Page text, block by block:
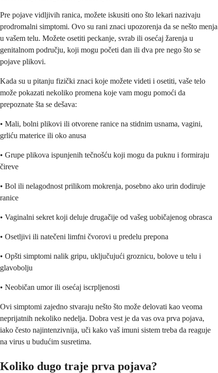
Pre pojave vidljivih ranica, možete iskusiti ono što lekari nazivaju
prodromalni simptomi. Ovo su rani znaci upozorenja da se nešto menja
u vašem telu. Možete osetiti peckanje, svrab ili osećaj žarenja u
genitalnom području, koji mogu početi dan ili dva pre nego što se
pojave plikovi.
Kada su u pitanju fizički znaci koje možete videti i osetiti, vaše telo
može pokazati nekoliko promena koje vam mogu pomoći da
prepoznate šta se dešava:
• Mali, bolni plikovi ili otvorene ranice na stidnim usnama, vagini,
grliću materice ili oko anusa
• Grupe plikova ispunjenih tečnošću koji mogu da puknu i formiraju
čireve
• Bol ili nelagodnost prilikom mokrenja, posebno ako urin dodiruje
ranice
• Vaginalni sekret koji deluje drugačije od vašeg uobičajenog obrasca
• Osetljivi ili natečeni limfni čvorovi u predelu prepona
• Opšti simptomi nalik gripu, uključujući groznicu, bolove u telu i
glavobolju
• Neobičan umor ili osećaj iscrpljenosti
Ovi simptomi zajedno stvaraju nešto što može delovati kao veoma
neprijatnih nekoliko nedelja. Dobra vest je da vas ova prva pojava,
iako često najintenzivnija, uči kako vaš imuni sistem treba da reaguje
na virus u budućim susretima.
Koliko dugo traje prva pojava?